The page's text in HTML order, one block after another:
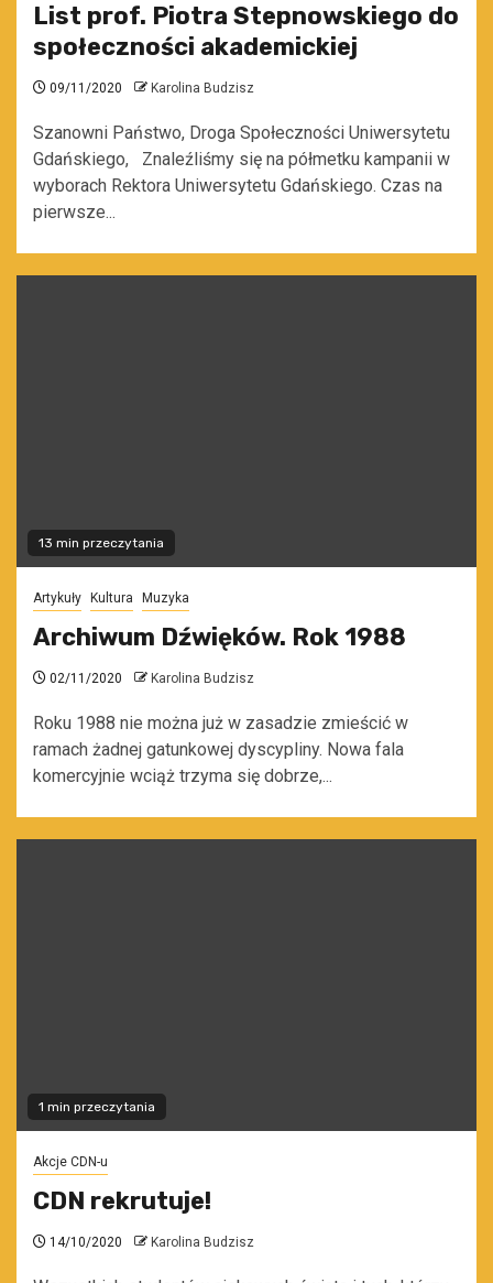
List prof. Piotra Stepnowskiego do
społeczności akademickiej
09/11/2020 Karolina Budzisz
Szanowni Państwo, Droga Społeczności Uniwersytetu
Gdańskiego, Znaleźliśmy się na półmetku kampanii w
wyborach Rektora Uniwersytetu Gdańskiego. Czas na
pierwsze...
13 min przeczytania
Artykuły Kultura Muzyka
Archiwum Dźwięków. Rok 1988
02/11/2020 Karolina Budzisz
Roku 1988 nie można już w zasadzie zmieścić w
ramach żadnej gatunkowej dyscypliny. Nowa fala
komercyjnie wciąż trzyma się dobrze,...
1 min przeczytania
Akcje CDN-u
CDN rekrutuje!
14/10/2020 Karolina Budzisz